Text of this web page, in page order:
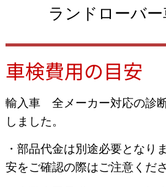
ランドローバ
車検費用の目安
輸入車 全メーカー対応の診
しました。
・部品代金は別途必要となり
安をご確認の際はご注意くださ